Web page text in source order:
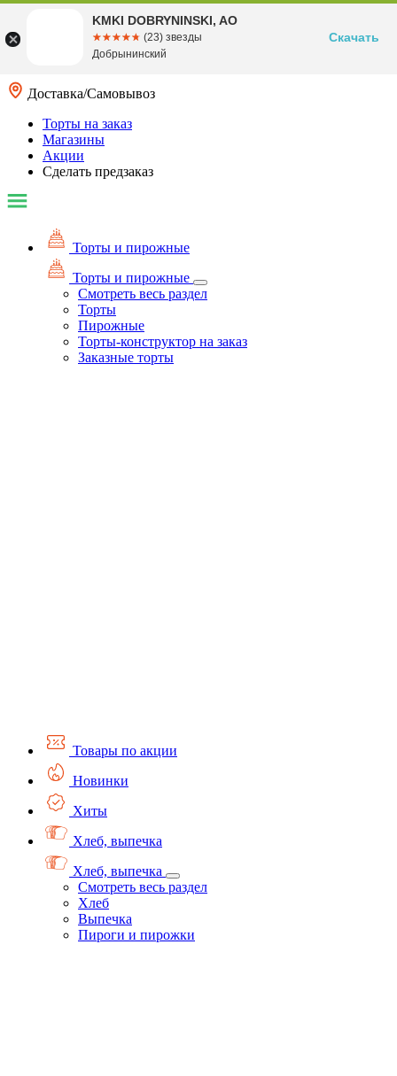
Доставка/Самовывоз
Торты на заказ
Магазины
Акции
Сделать предзаказ
Торты и пирожные
Торты и пирожные
Смотреть весь раздел
Торты
Пирожные
Торты-конструктор на заказ
Заказные торты
Товары по акции
Новинки
Хиты
Хлеб, выпечка
Хлеб, выпечка
Смотреть весь раздел
Хлеб
Выпечка
Пироги и пирожки
KMKI DOBRYNINSKI, AO
☆☆☆☆☆
★★★★★ (23) звезды
Добрынинский
Скачать